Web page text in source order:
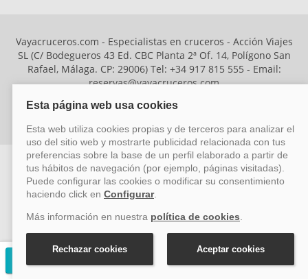
Vayacruceros.com - Especialistas en cruceros - Acción Viajes
SL (C/ Bodegueros 43 Ed. CBC Planta 2ª Of. 14, Polígono San
Rafael, Málaga. CP: 29006) Tel: +34 917 815 555 - Email:
reservas@vayacruceros.com
© Copyright ACCION VIAJES S.L. Todos los derechos
ACCION VIAJES SL ha sido beneficiaria del Fondo Europeo de Desarrollo
Regional (FEDER), cuyo objetivo es mejorar la competitividad de las pymes
mediante el impulso de la innovación, el desarrollo tecnológico, la
investigación de calidad y el uso seguro y fiable del ciberespacio. Gracias a
esta financiación, la empresa ha puesto en marcha un Plan de Acción